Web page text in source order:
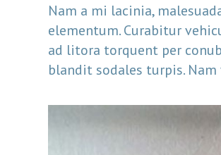
Nam a mi lacinia,
elementum. Curabitur
ad litora torquent per
blandit sodales turpis.